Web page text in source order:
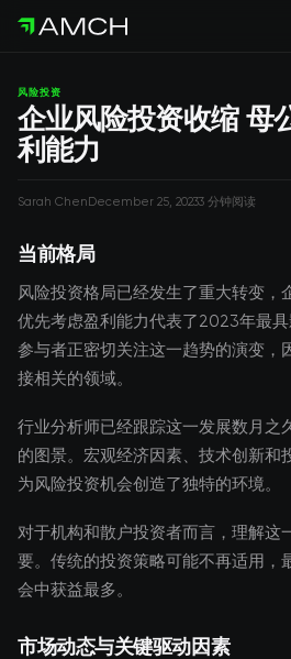
风险投资
企业风险投资收缩 母
利能力
Sarah ChenDecember 25, 20233 分钟阅读
当前格局
风险投资格局已经发生了重大转变，
优先考虑盈利能力代表了2023年最
参与者正密切关注这一趋势的演变，
接相关的领域。
行业分析师已经跟踪这一发展数月之
的图景。宏观经济因素、技术创新和
为风险投资机会创造了独特的环境。
对于机构和散户投资者而言，理解这
要。传统的投资策略可能不再适用，
会中获益最多。
市场动态与关键驱动因素